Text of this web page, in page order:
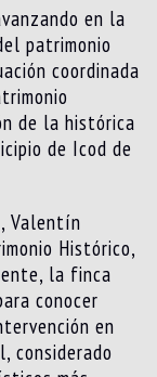
en la
patrimonio
coordinada
de la histórica
de Icod de
Valentín
Histórico,
la finca
conocer
en
considerado